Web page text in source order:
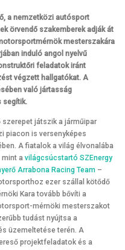
a nemzetközi autósport
örvendő szakemberek adják át
mesterszakára
induló angol nyelvű
feladatok iránt
végzett hallgatókat. A
való jártasság
segítik.
szerepet játszik a járműipar
piacon is versenyképes
A fiatalok a világ élvonalába
a világcsúcstartó SZEnergy
Arrabona Racing Team –
ezer szállal kötődő
Kara tovább bővíti a
mérnöki mesterszakot
tudást nyújtsa a
üzemeltetése terén. A
projektfeladatok és a